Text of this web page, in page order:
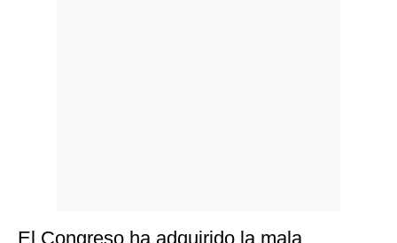
El Congreso ha adquirido la mala